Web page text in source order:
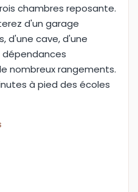
chambres reposante.
d'un garage
d'une cave, d'une
dépendances
nombreux rangements.
à pied des écoles